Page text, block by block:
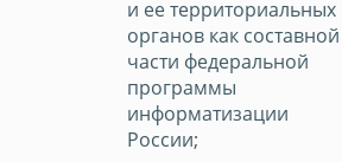
и ее территориальных
органов как составной
части федеральной
программы
информатизации
России;